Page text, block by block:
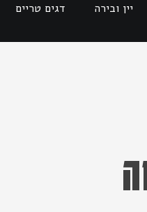
יין ובירה דגים טריים